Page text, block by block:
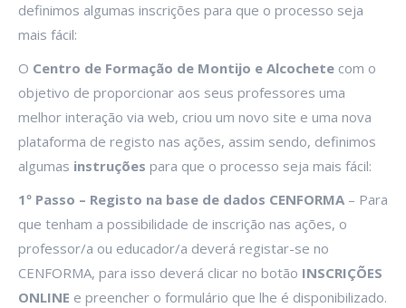
definimos algumas inscrições para que o processo seja
mais fácil:
O Centro de Formação de Montijo e Alcochete com o
objetivo de proporcionar aos seus professores uma
melhor interação via web, criou um novo site e uma nova
plataforma de registo nas ações, assim sendo, definimos
algumas instruções para que o processo seja mais fácil:
1º Passo – Registo na base de dados CENFORMA – Para
que tenham a possibilidade de inscrição nas ações, o
professor/a ou educador/a deverá registar-se no
CENFORMA, para isso deverá clicar no botão INSCRIÇÕES
ONLINE e preencher o formulário que lhe é disponibilizado.